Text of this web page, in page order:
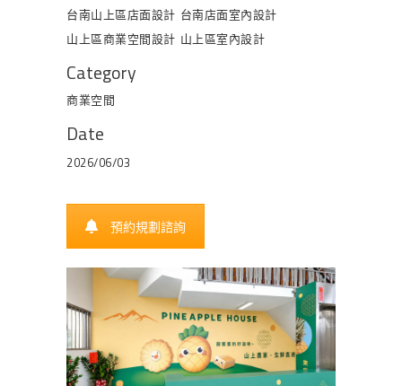
台南山上區店面設計 台南店面室內設計
山上區商業空間設計 山上區室內設計
Category
商業空間
Date
2026/06/03
預約規劃諮詢